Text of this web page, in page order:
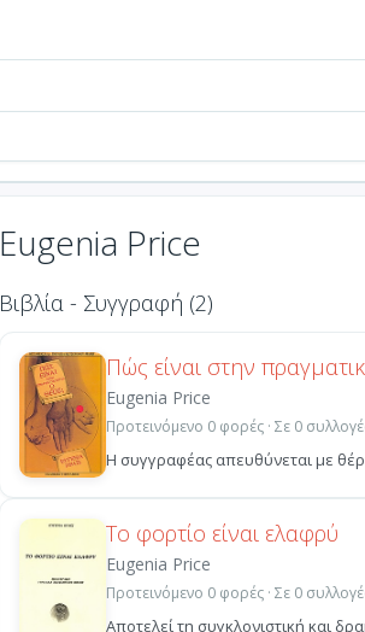
Eugenia Price
Βιβλία - Συγγραφή (2)
Πώς είναι στην
Eugenia Price
Προτεινόμενο 0 φορές · Σε 0
Η συγγραφέας απευθύνεται με
Το φορτίο είναι ελαφρύ
Eugenia Price
Προτεινόμενο 0 φορές · Σε 0
Αποτελεί τη συγκλονιστική και